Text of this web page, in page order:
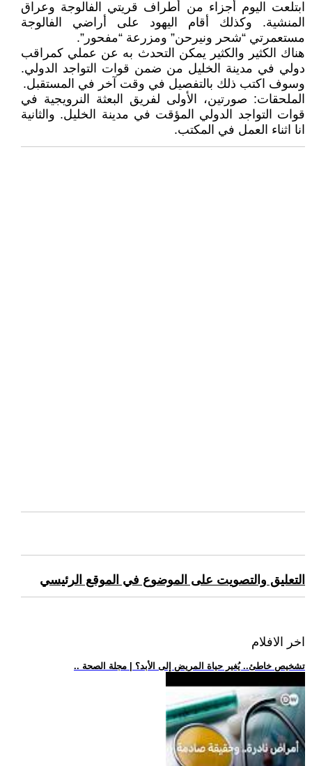
ابتلعت اليوم أجزاء من أطراف قريتي الفالوجة وعراق
المنشية. وكذلك أقام اليهود على أراضي الفالوجة
مستعمرتي “شحر ونيرحن” ومزرعة “مفحور”.
هناك الكثير والكثير يمكن التحدث به عن عملي كمراقب
دولي في مدينة الخليل من ضمن قوات التواجد الدولي.
وسوف اكتب ذلك بالتفصيل في وقت آخر في المستقبل.
الملحقات: صورتين، الأولى لفريق البعثة النرويجية في
قوات التواجد الدولي المؤقت في مدينة الخليل. والثانية
انا اثناء العمل في المكتب.
التعليق والتصويت على الموضوع في الموقع الرئيسي
اخر الافلام
.. تشخيص خاطئ.. يُغير حياة المريض إلى الأبد؟ | مجلة الصحة